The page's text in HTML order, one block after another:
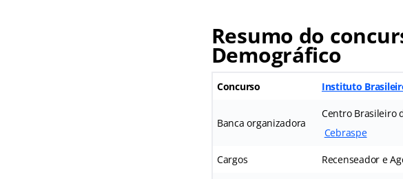
Resumo do
Demográfico
Concurso Instituto
Banca organizadora
Centro Brasileiro
Cebraspe
Cargos Recenseador e